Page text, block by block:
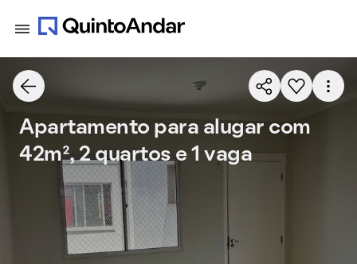
Apartamento para alugar com
42m², 2 quartos e 1 vaga